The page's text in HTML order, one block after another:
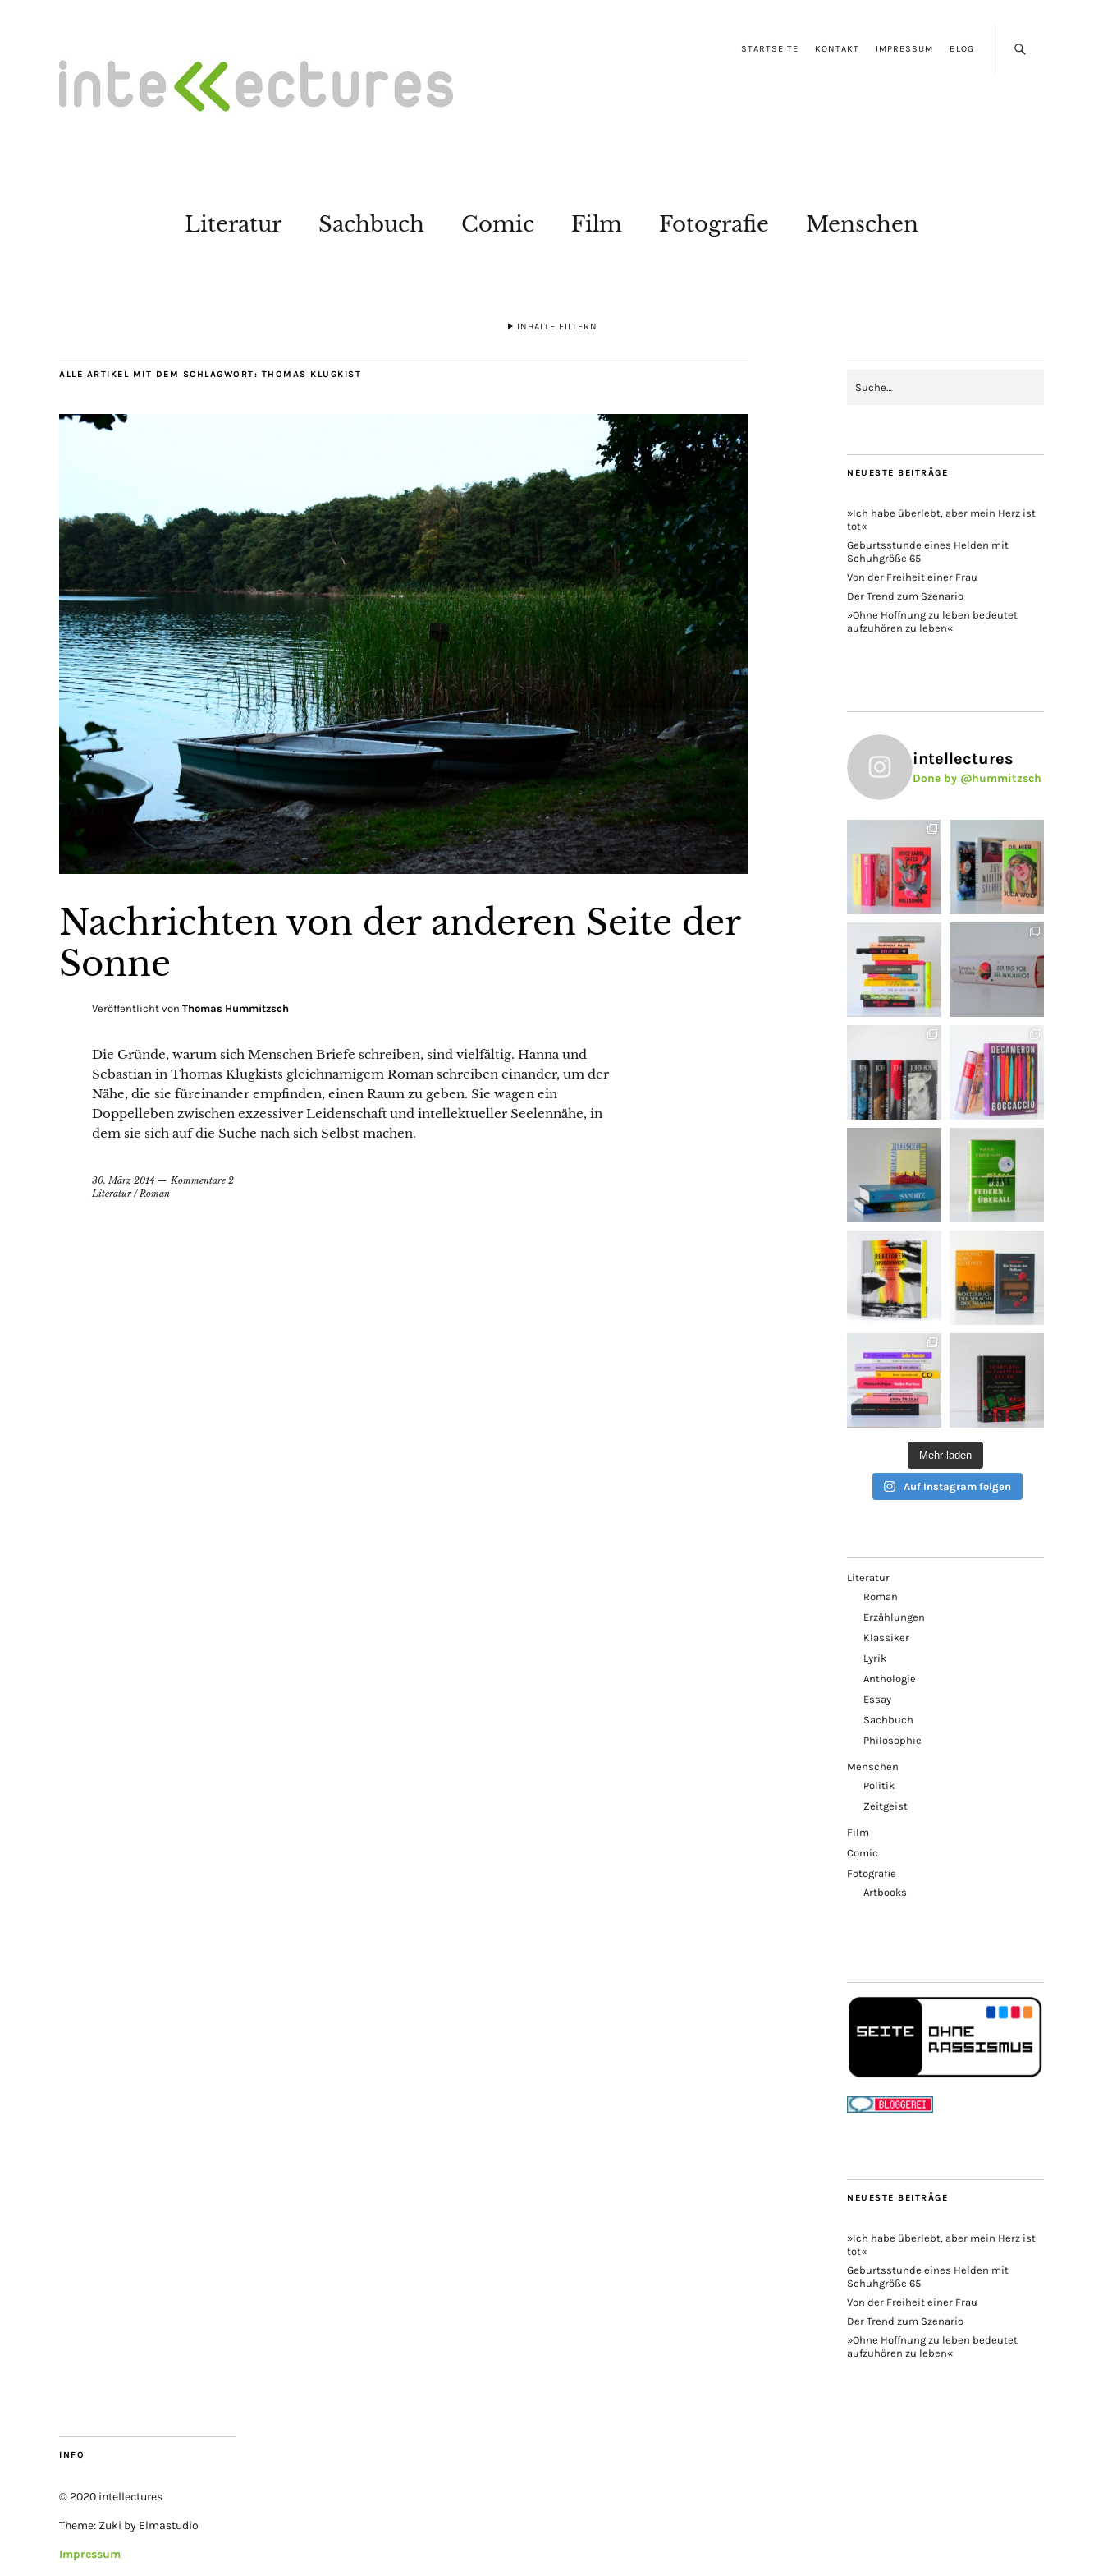
STARTSEITE KONTAKT IMPRESSUM BLOG
Literatur Sachbuch Comic Film Fotografie Menschen
INHALTE FILTERN
ALLE ARTIKEL MIT DEM SCHLAGWORT: THOMAS KLUGKIST
Nachrichten von der anderen Seite der
Sonne
Veröffentlicht von Thomas Hummitzsch
Die Gründe, warum sich Menschen Briefe schreiben, sind vielfältig. Hanna und
Sebastian in Thomas Klugkists gleichnamigem Roman schreiben einander, um der
Nähe, die sie füreinander empfinden, einen Raum zu geben. Sie wagen ein
Doppelleben zwischen exzessiver Leidenschaft und intellektueller Seelennähe, in
dem sie sich auf die Suche nach sich Selbst machen.
30. März 2014
Kommentare 2
Literatur/Roman
NEUESTE BEITRÄGE
»Ich habe überlebt, aber mein Herz ist
tot«
Geburtsstunde eines Helden mit
Schuhgröße 65
Von der Freiheit einer Frau
Der Trend zum Szenario
»Ohne Hoffnung zu leben bedeutet
aufzuhören zu leben«
intellectures
Done by @hummitzsch
Mehr laden
Auf Instagram folgen
Literatur
Roman
Erzählungen
Klassiker
Lyrik
Anthologie
Essay
Sachbuch
Philosophie
Menschen
Politik
Zeitgeist
Film
Comic
Fotografie
Artbooks
NEUESTE BEITRÄGE
»Ich habe überlebt, aber mein Herz ist
tot«
Geburtsstunde eines Helden mit
Schuhgröße 65
Von der Freiheit einer Frau
Der Trend zum Szenario
»Ohne Hoffnung zu leben bedeutet
aufzuhören zu leben«
INFO
© 2020 intellectures
Theme: Zuki by Elmastudio
Impressum